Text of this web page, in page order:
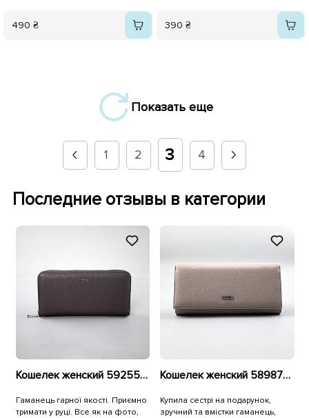
490 ₴ 390 ₴
Показать еще
1 2 3 4
Последние отзывы в категории
Кошелек женский 592559 Серый
Гаманець гарної якості. Приємно
тримати у руці. Все як на фото,
Кошелек женский 589877 Серый
Купила сестрі на подарунок,
зручний та вмістки гаманець,